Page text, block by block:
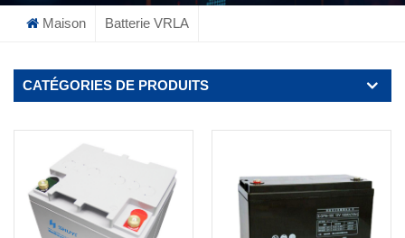
Maison Batterie VRLA
CATÉGORIES DE PRODUITS